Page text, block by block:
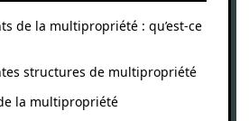
de la multipropriété : qu’est-ce
structures de multipropriété
la multipropriété